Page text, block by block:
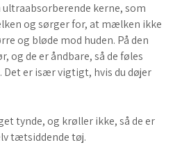
kerne, som
og sørger for, at mælken ikke
og bløde mod huden. På den
og de er åndbare, så de føles
Det er især vigtigt, hvis du døjer
tynde, og krøller ikke, så de er
tætsiddende tøj.